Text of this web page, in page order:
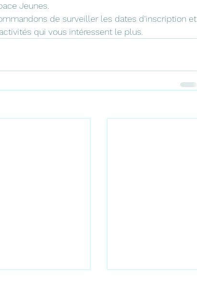
Jeunes.
de surveiller les dates d'inscription et
qui vous intéressent le plus.